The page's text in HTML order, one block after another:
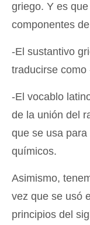
griego. Y es
componentes
-El sustantivo
traducirse como
-El vocablo
de la unión del
que se usa
químicos.
Asimismo,
vez que se usó
principios del